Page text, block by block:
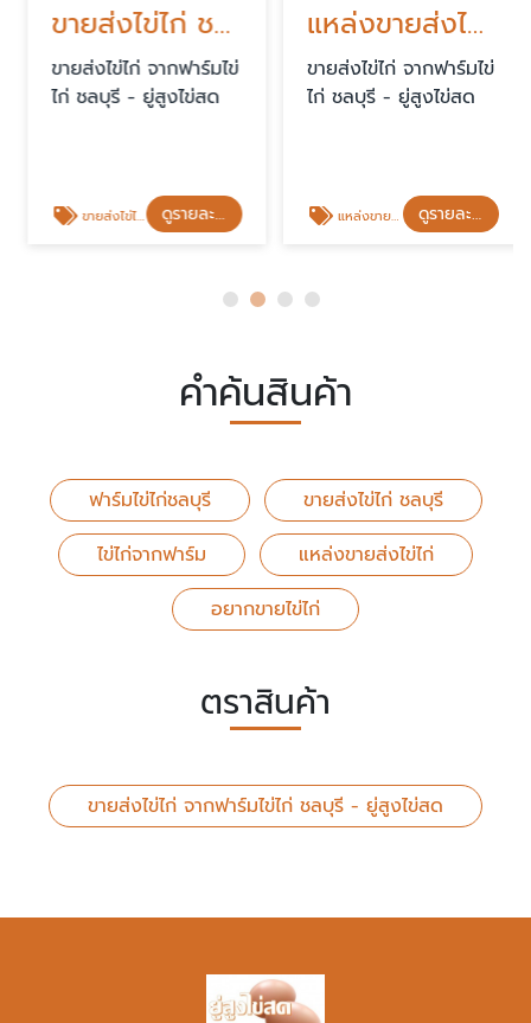
ขายส่งไข่ไก่ ชลบุรี
ขายส่งไข่ไก่ จากฟาร์มไข่
ไก่ ชลบุรี - ยู่สูงไข่สด
ขายส่งไข่ไก่ ชลบุรี ดูรายละเอียด
แหล่งขายส่งไข่ไก่
ขายส่งไข่ไก่ จากฟาร์มไข่
ไก่ ชลบุรี - ยู่สูงไข่สด
แหล่งขายส่งไข่ไก่ ดูรายละเอียด
คำค้นสินค้า
ฟาร์มไข่ไก่ชลบุรี
ขายส่งไข่ไก่ ชลบุรี
ไข่ไก่จากฟาร์ม
แหล่งขายส่งไข่ไก่
อยากขายไข่ไก่
ตราสินค้า
ขายส่งไข่ไก่ จากฟาร์มไข่ไก่ ชลบุรี - ยู่สูงไข่สด